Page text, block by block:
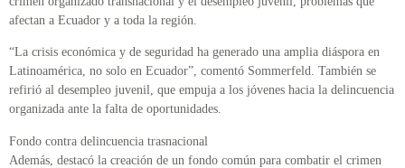
afectan a Ecuador y a toda la región.
“La crisis económica y de seguridad ha generado una amplia diáspora en
Latinoamérica, no solo en Ecuador”, comentó Sommerfeld. También se
refirió al desempleo juvenil, que empuja a los jóvenes hacia la delincuencia
organizada ante la falta de oportunidades.
Fondo contra delincuencia trasnacional
Además, destacó la creación de un fondo común para combatir el crimen